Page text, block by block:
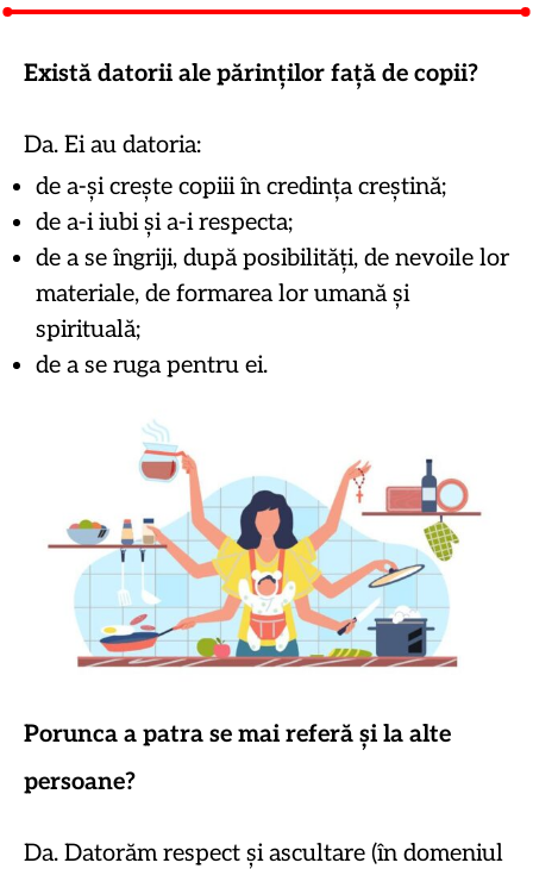
Există datorii ale părinților față de copii?
Da. Ei au datoria:
de a-și crește copiii în credința creștină;
de a-i iubi și a-i respecta;
de a se îngriji, după posibilități, de nevoile lor
materiale, de formarea lor umană și
spirituală;
de a se ruga pentru ei.
Porunca a patra se mai referă și la alte
persoane?
Da. Datorăm respect și ascultare (în domeniul